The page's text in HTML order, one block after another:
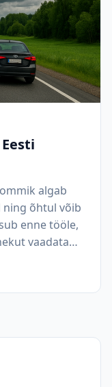
algab
ning õhtul võib
enne tööle,
vaadata…